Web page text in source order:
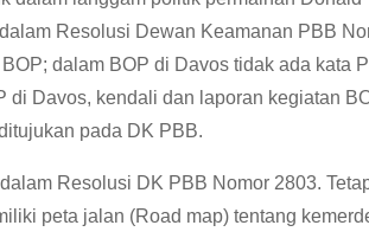
Resolusi Dewan Keamanan PBB
dalam BOP di Davos tidak ada kata
Davos, kendali dan laporan kegiatan
pada DK PBB.
Resolusi DK PBB Nomor 2803.
peta jalan (Road map) tentang